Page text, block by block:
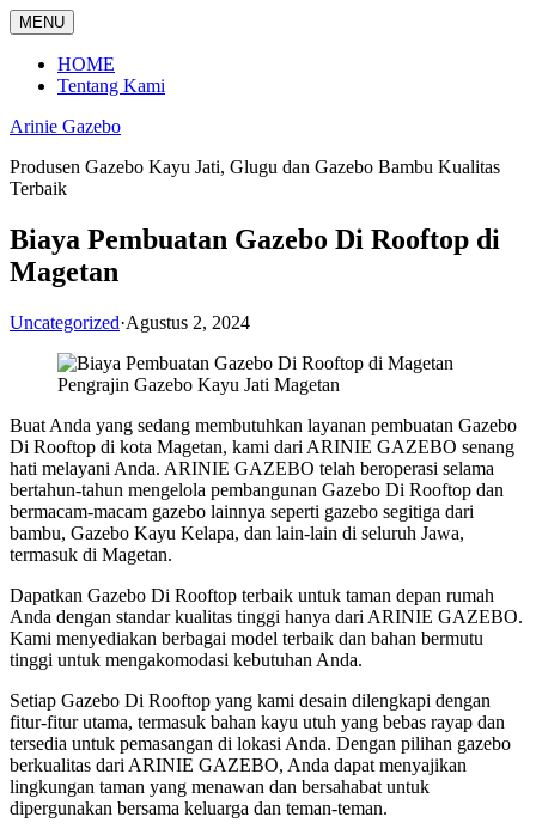
Langsung
ke
konten
MENU
HOME
Tentang Kami
Arinie Gazebo
Produsen Gazebo Kayu Jati, Glugu dan Gazebo Bambu Kualitas
Terbaik
Biaya Pembuatan Gazebo Di Rooftop di
Magetan
Uncategorized·Agustus 2, 2024
Pengrajin Gazebo Kayu Jati Magetan
Buat Anda yang sedang membutuhkan layanan pembuatan Gazebo
Di Rooftop di kota Magetan, kami dari ARINIE GAZEBO senang
hati melayani Anda. ARINIE GAZEBO telah beroperasi selama
bertahun-tahun mengelola pembangunan Gazebo Di Rooftop dan
bermacam-macam gazebo lainnya seperti gazebo segitiga dari
bambu, Gazebo Kayu Kelapa, dan lain-lain di seluruh Jawa,
termasuk di Magetan.
Dapatkan Gazebo Di Rooftop terbaik untuk taman depan rumah
Anda dengan standar kualitas tinggi hanya dari ARINIE GAZEBO.
Kami menyediakan berbagai model terbaik dan bahan bermutu
tinggi untuk mengakomodasi kebutuhan Anda.
Setiap Gazebo Di Rooftop yang kami desain dilengkapi dengan
fitur-fitur utama, termasuk bahan kayu utuh yang bebas rayap dan
tersedia untuk pemasangan di lokasi Anda. Dengan pilihan gazebo
berkualitas dari ARINIE GAZEBO, Anda dapat menyajikan
lingkungan taman yang menawan dan bersahabat untuk
dipergunakan bersama keluarga dan teman-teman.